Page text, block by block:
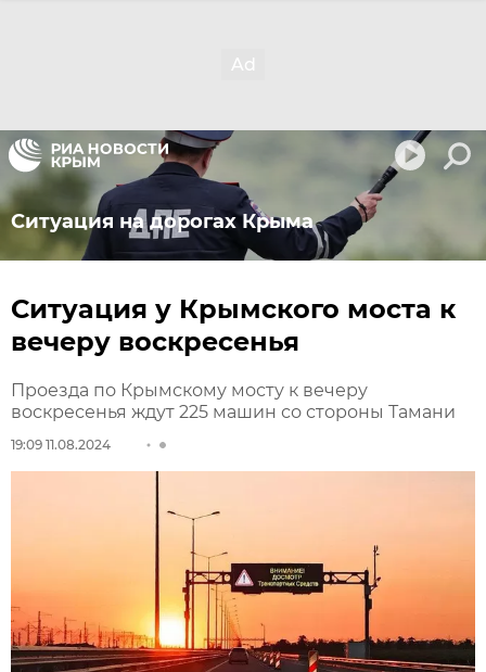
Ситуация на дорогах Крыма
Ситуация у Крымского моста к
вечеру воскресенья
Проезда по Крымскому мосту к вечеру
воскресенья ждут 225 машин со стороны Тамани
19:09 11.08.2024